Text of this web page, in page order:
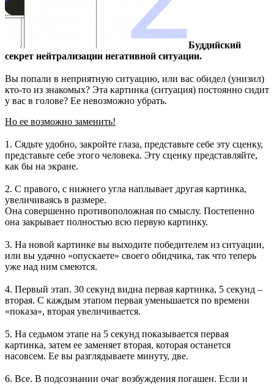
Буддийский
секрет нейтрализации негативной ситуации.
Вы попали в неприятную ситуацию, или вас обидел (унизил)
кто-то из знакомых? Эта картинка (ситуация) постоянно сидит
у вас в голове? Ее невозможно убрать.
Но ее возможно заменить!
1. Сядьте удобно, закройте глаза, представьте себе эту сценку,
представьте себе этого человека. Эту сценку представляйте,
как бы на экране.
2. С правого, с нижнего угла наплывает другая картинка,
увеличиваясь в размере.
Она совершенно противоположная по смыслу. Постепенно
она закрывает полностью всю первую картинку.
3. На новой картинке вы выходите победителем из ситуации,
или вы удачно «опускаете» своего обидчика, так что теперь
уже над ним смеются.
4. Первый этап. 30 секунд видна первая картинка, 5 секунд –
вторая. С каждым этапом первая уменьшается по времени
«показа», вторая увеличивается.
5. На седьмом этапе на 5 секунд показывается первая
картинка, затем ее заменяет вторая, которая останется
насовсем. Ее вы разглядываете минуту, две.
6. Все. В подсознании очаг возбуждения погашен. Если и